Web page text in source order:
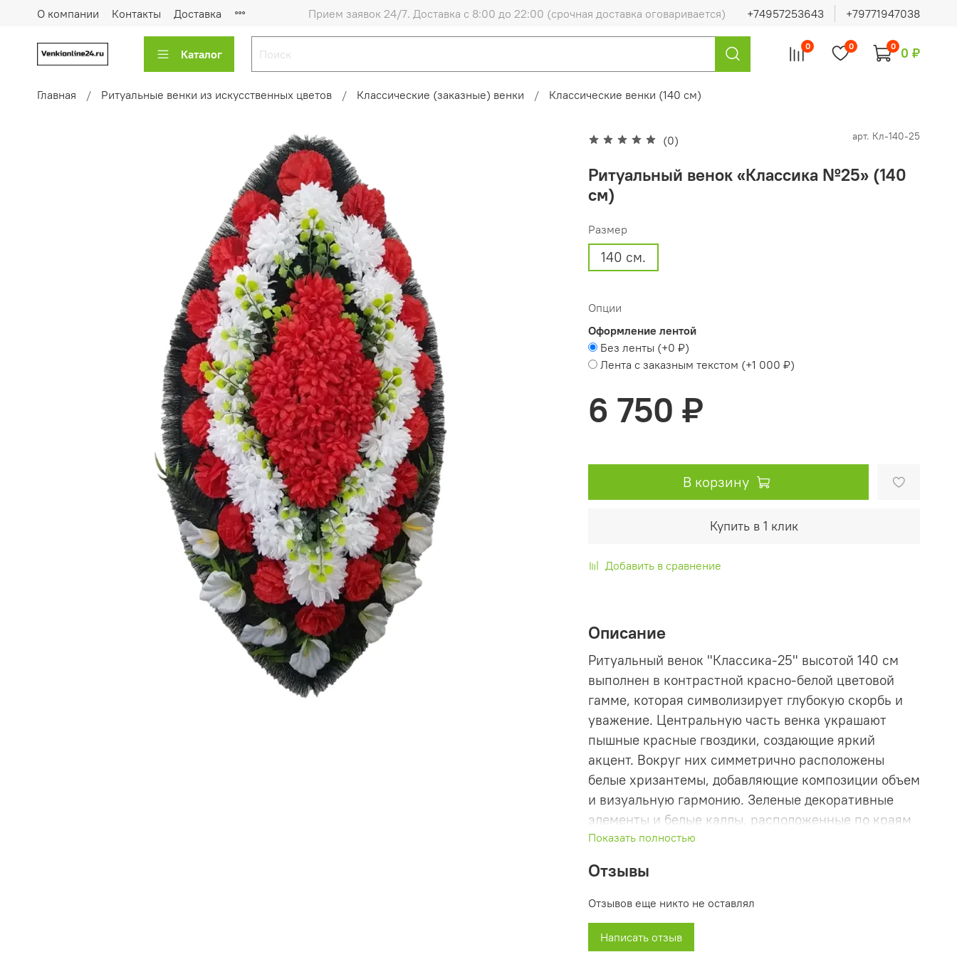
О компании Контакты Доставка Прием заявок 24/7. Доставка с 8:00 до 22:00 (срочная доставка оговаривается) +74957253643 +79771947038
Каталог
0 0 0 0 ₽
Главная Ритуальные венки из искусственных цветов Классические (заказные) венки Классические венки (140 см)
(0) арт. Кл-140-25
Ритуальный венок «Классика №25» (140
см)
Размер
140 см.
Опции
Оформление лентой
Без ленты (+0 ₽)
Лента с заказным текстом (+1 000 ₽)
6 750 ₽
В корзину
Купить в 1 клик
Добавить в сравнение
Описание
Ритуальный венок "Классика-25" высотой 140 см
выполнен в контрастной красно-белой цветовой
гамме, которая символизирует глубокую скорбь и
уважение. Центральную часть венка украшают
пышные красные гвоздики, создающие яркий
акцент. Вокруг них симметрично расположены
белые хризантемы, добавляющие композиции объем
и визуальную гармонию. Зеленые декоративные
элементы и белые каллы, расположенные по краям
венка, придают композиции свежести и
выражением искренних чувств и памяти,
подчёркивая уважение и светлую память о дорогом
человеке.
Показать полностью
Отзывы
Отзывов еще никто не оставлял
Написать отзыв